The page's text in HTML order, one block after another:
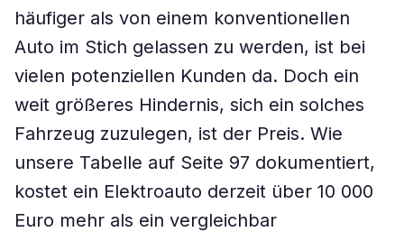
häufiger als von einem konventionellen
Auto im Stich gelassen zu werden, ist bei
vielen potenziellen Kunden da. Doch ein
weit größeres Hindernis, sich ein solches
Fahrzeug zuzulegen, ist der Preis. Wie
unsere Tabelle auf Seite 97 dokumentiert,
kostet ein Elektroauto derzeit über 10 000
Euro mehr als ein vergleichbar